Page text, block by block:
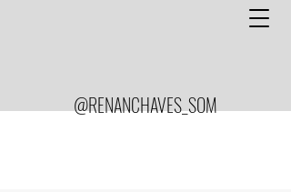
@RENANCHAVES_SOM